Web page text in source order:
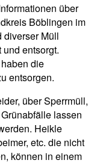
über
Böblingen im
diverser Müll
entsorgt.
die
entsorgen.
über Sperrmüll,
lassen
Heikle
etc. die nicht
können in einem